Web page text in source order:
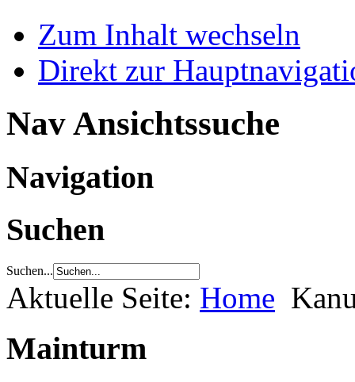
Zum Inhalt wechseln
Direkt zur
Nav Ansichtssuche
Navigation
Suchen
Suchen...
Aktuelle Seite: Home
Mainturm